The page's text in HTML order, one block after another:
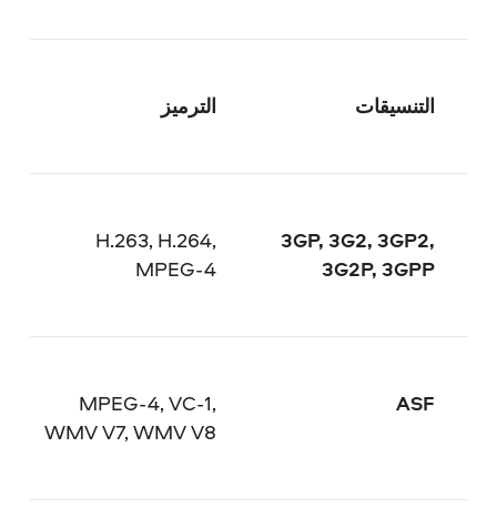
التنسيقات الترميز
3GP, 3G2, 3GP2,
3G2P, 3GPP
H.263, H.264,
MPEG-4
ASF
MPEG-4, VC-1,
WMV V7, WMV V8